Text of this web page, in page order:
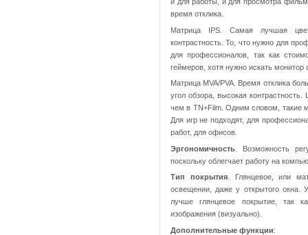
время отклика.
Матрица IPS. Самая лучшая
контрастность. То, что нужно для
для профессионалов, так как
геймеров, хотя нужно искать
Матрица MVA/PVA. Время отклика
угол обзора, высокая
чем в TN+Film. Одним словом, такие
Для игр не подходят, для
работ, для офисов.
Эргономичность . Возможность
поскольку облегчает работу на
Тип покрытия. Глянцевое, или
освещении, даже у открытого окна.
лучше глянцевое покрытие, так
изображения (визуально).
Дополнительные функции: